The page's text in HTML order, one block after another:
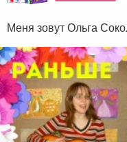
Меня зовут Ольга